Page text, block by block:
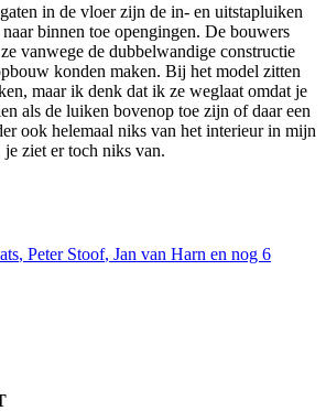
in de vloer zijn de in- en uitstapluiken
binnen toe opengingen. De bouwers
vanwege de dubbelwandige constructie
konden maken. Bij het model zitten
maar ik denk dat ik ze weglaat omdat je
als de luiken bovenop toe zijn of daar een
ook helemaal niks van het interieur in mijn
ziet er toch niks van.
, Peter Stoof, Jan van Harn en nog 6